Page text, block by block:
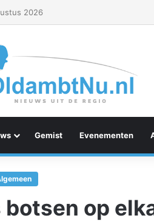
2026
Gemist Evenementen
botsen op